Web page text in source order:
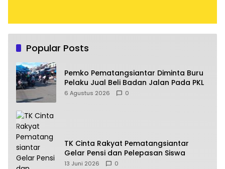
Popular Posts
Pemko Pematangsiantar Diminta Buru
Pelaku Jual Beli Badan Jalan Pada PKL
6 Agustus 2026 0
TK Cinta Rakyat Pematangsiantar
Gelar Pensi dan Pelepasan Siswa
13 Juni 2026 0